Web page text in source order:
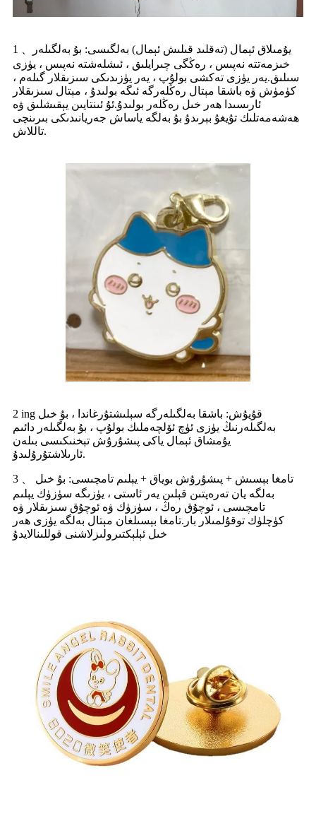
1 、
يۇمىلاق ئېمال (تەقلىد قىلىش ئېمال) بەلگىسى: بۇ بەلگىلەر
خىزمەتتە نەپىس ، رەڭگى چىرايلىق ، ئىشلەشتە نەپىس ، يۈزى
سىلىق.يەر يۈزى تەكشى بولۇپ ، يەر يۈزىدىكى سىزىقلار گىلەم ،
كۈمۈش ۋە باشقا مېتال رەڭلەرگە ئىگە بولىدۇ ، مېتال سىزىقلار
ئارىسىدا ھەر خىل رەڭلەر بولىدۇ.ئۇ ئىنتايىن يېقىشلىق ۋە
ھەشەمەتلىك تۇيغۇ بېرىدۇ بۇ بەلگە ياساش جەريانىدىكى بىرىنچى
تاللاش.
2 ing قۇيۇش: باشقا بەلگىلەرگە سېلىشتۇرغاندا ، بۇ خىل
بەلگىلەرنىڭ يۈزى ئۈچ ئۆلچەملىك بولۇپ ، بۇ بەلگىلەر دائىم
يۇمشاق ئېمال ياكى پىشۇرۇش تېخنىكىسى بىلەن
ئارىلاشتۇرۇلىدۇ.
3 、 تامغا بېسىش + پىشۇرۇش بوياق + يېلىم تامچىسى: بۇ خىل
بەلگە يان تەرەپتىن قېلىن يەر ئاستى ، يۈزىگە سۈزۈك يېلىم
تامچىسى ، ئوچۇق رەڭ ، سۈزۈك ۋە ئوچۇق سىزىقلار ۋە
كۈچلۈك توقۇلمىلار بار.تامغا بېسىلغان مېتال بەلگە يۈزى ھەر
خىل ئېلېكتىرولىزلاشنى قوللىنالايدۇ